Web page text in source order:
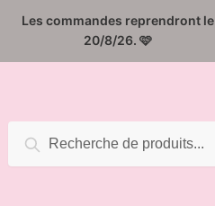
Les commandes reprendront le
20/8/26. 🩷
pour :
Recherche